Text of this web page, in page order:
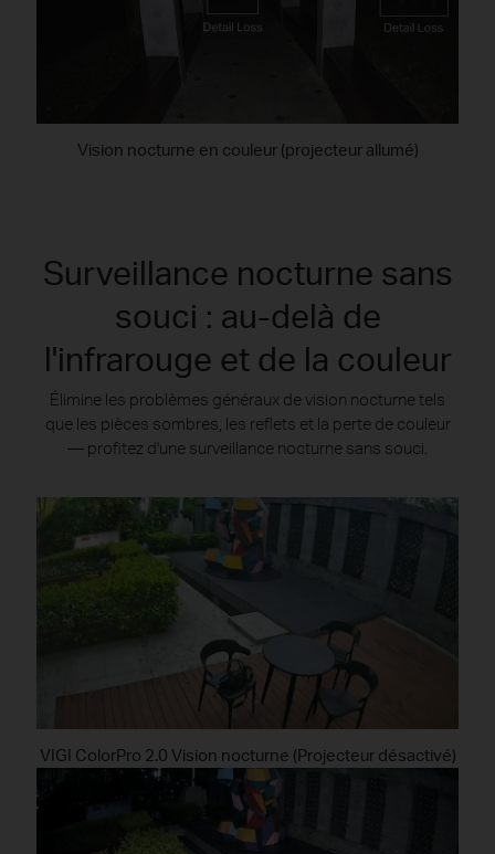
Vision nocturne en couleur (projecteur allumé)
Surveillance nocturne sans
souci : au-delà de
l'infrarouge et de la couleur
Élimine les problèmes généraux de vision nocturne tels
que les pièces sombres, les reflets et la perte de couleur
— profitez d'une surveillance nocturne sans souci.
VIGI ColorPro 2.0 Vision nocturne (Projecteur désactivé)